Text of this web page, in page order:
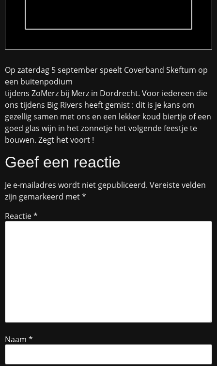
Op zaterdag 5 september speelt Coverband Skeftum op
een buitenpodium
tijdens ZoMerz bij Merz in Dordrecht. Voor iedereen die
ons tijdens Big Rivers heeft gemist : dit is je kans om
gezellig samen met ons en een lekker koud biertje of een
goed glas wijn in het zonnetje het volgende feestje te
bouwen. Zegt het voort !
Geef een reactie
Je e-mailadres wordt niet gepubliceerd. Vereiste velden
zijn gemarkeerd met*
Reactie*
Naam *